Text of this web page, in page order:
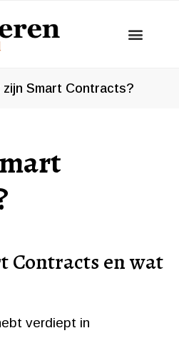
zijn Smart Contracts?
Contracts en wat
verdiept in